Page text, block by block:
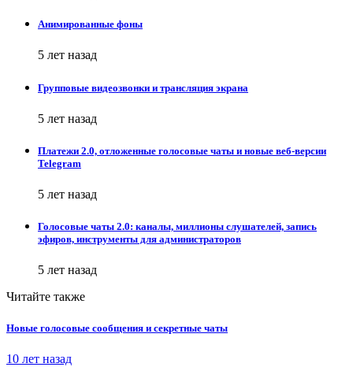
Анимированные фоны
5 лет назад
Групповые видеозвонки и трансляция экрана
5 лет назад
Платежи 2.0, отложенные голосовые чаты и новые веб-версии
Telegram
5 лет назад
Голосовые чаты 2.0: каналы, миллионы слушателей, запись
эфиров, инструменты для администраторов
5 лет назад
Читайте также
Новые голосовые сообщения и секретные чаты
10 лет назад